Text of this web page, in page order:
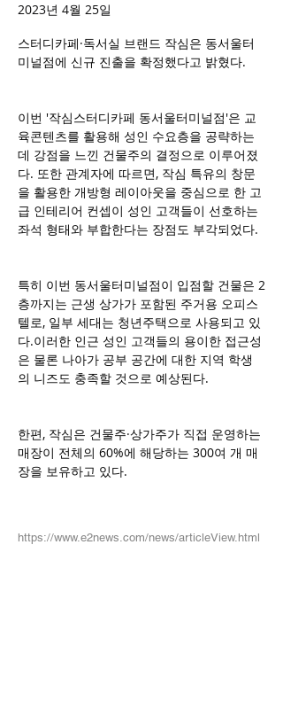
2023년 4월 25일
스터디카페·독서실 브랜드 작심은 동서울터
미널점에 신규 진출을 확정했다고 밝혔다.
이번 '작심스터디카페 동서울터미널점'은 교
육콘텐츠를 활용해 성인 수요층을 공략하는
데 강점을 느낀 건물주의 결정으로 이루어졌
다. 또한 관계자에 따르면, 작심 특유의 창문
을 활용한 개방형 레이아웃을 중심으로 한 고
급 인테리어 컨셉이 성인 고객들이 선호하는
좌석 형태와 부합한다는 장점도 부각되었다.
특히 이번 동서울터미널점이 입점할 건물은 2
층까지는 근생 상가가 포함된 주거용 오피스
텔로, 일부 세대는 청년주택으로 사용되고 있
다.이러한 인근 성인 고객들의 용이한 접근성
은 물론 나아가 공부 공간에 대한 지역 학생
의 니즈도 충족할 것으로 예상된다.
한편, 작심은 건물주·상가주가 직접 운영하는
매장이 전체의 60%에 해당하는 300여 개 매
장을 보유하고 있다.
https://www.e2news.com/news/articleView.html